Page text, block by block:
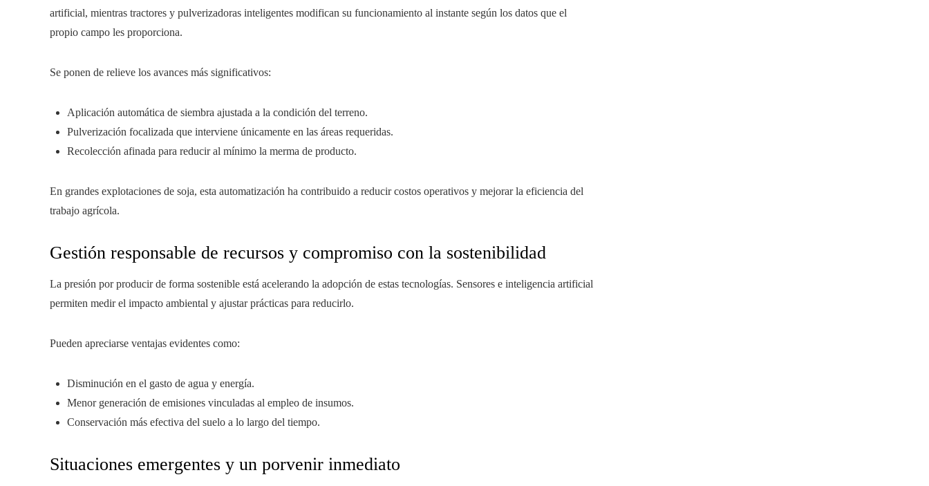
artificial, mientras tractores y pulverizadoras inteligentes modifican su funcionamiento al instante según los datos que el
propio campo les proporciona.
Se ponen de relieve los avances más significativos:
Aplicación automática de siembra ajustada a la condición del terreno.
Pulverización focalizada que interviene únicamente en las áreas requeridas.
Recolección afinada para reducir al mínimo la merma de producto.
En grandes explotaciones de soja, esta automatización ha contribuido a reducir costos operativos y mejorar la eficiencia del
trabajo agrícola.
Gestión responsable de recursos y compromiso con la sostenibilidad
La presión por producir de forma sostenible está acelerando la adopción de estas tecnologías. Sensores e inteligencia artificial
permiten medir el impacto ambiental y ajustar prácticas para reducirlo.
Pueden apreciarse ventajas evidentes como:
Disminución en el gasto de agua y energía.
Menor generación de emisiones vinculadas al empleo de insumos.
Conservación más efectiva del suelo a lo largo del tiempo.
Situaciones emergentes y un porvenir inmediato